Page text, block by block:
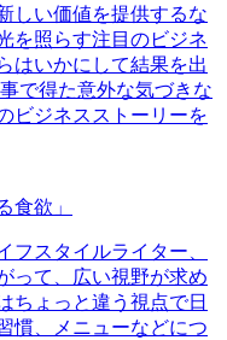
しい価値を提供するな
を照らす注目のビジネ
はいかにして結果を出
で得た意外な気づきな
ビジネスストーリーを
食欲」
フスタイルライター、
って、広い視野が求め
ちょっと違う視点で日
慣、メニューなどにつ